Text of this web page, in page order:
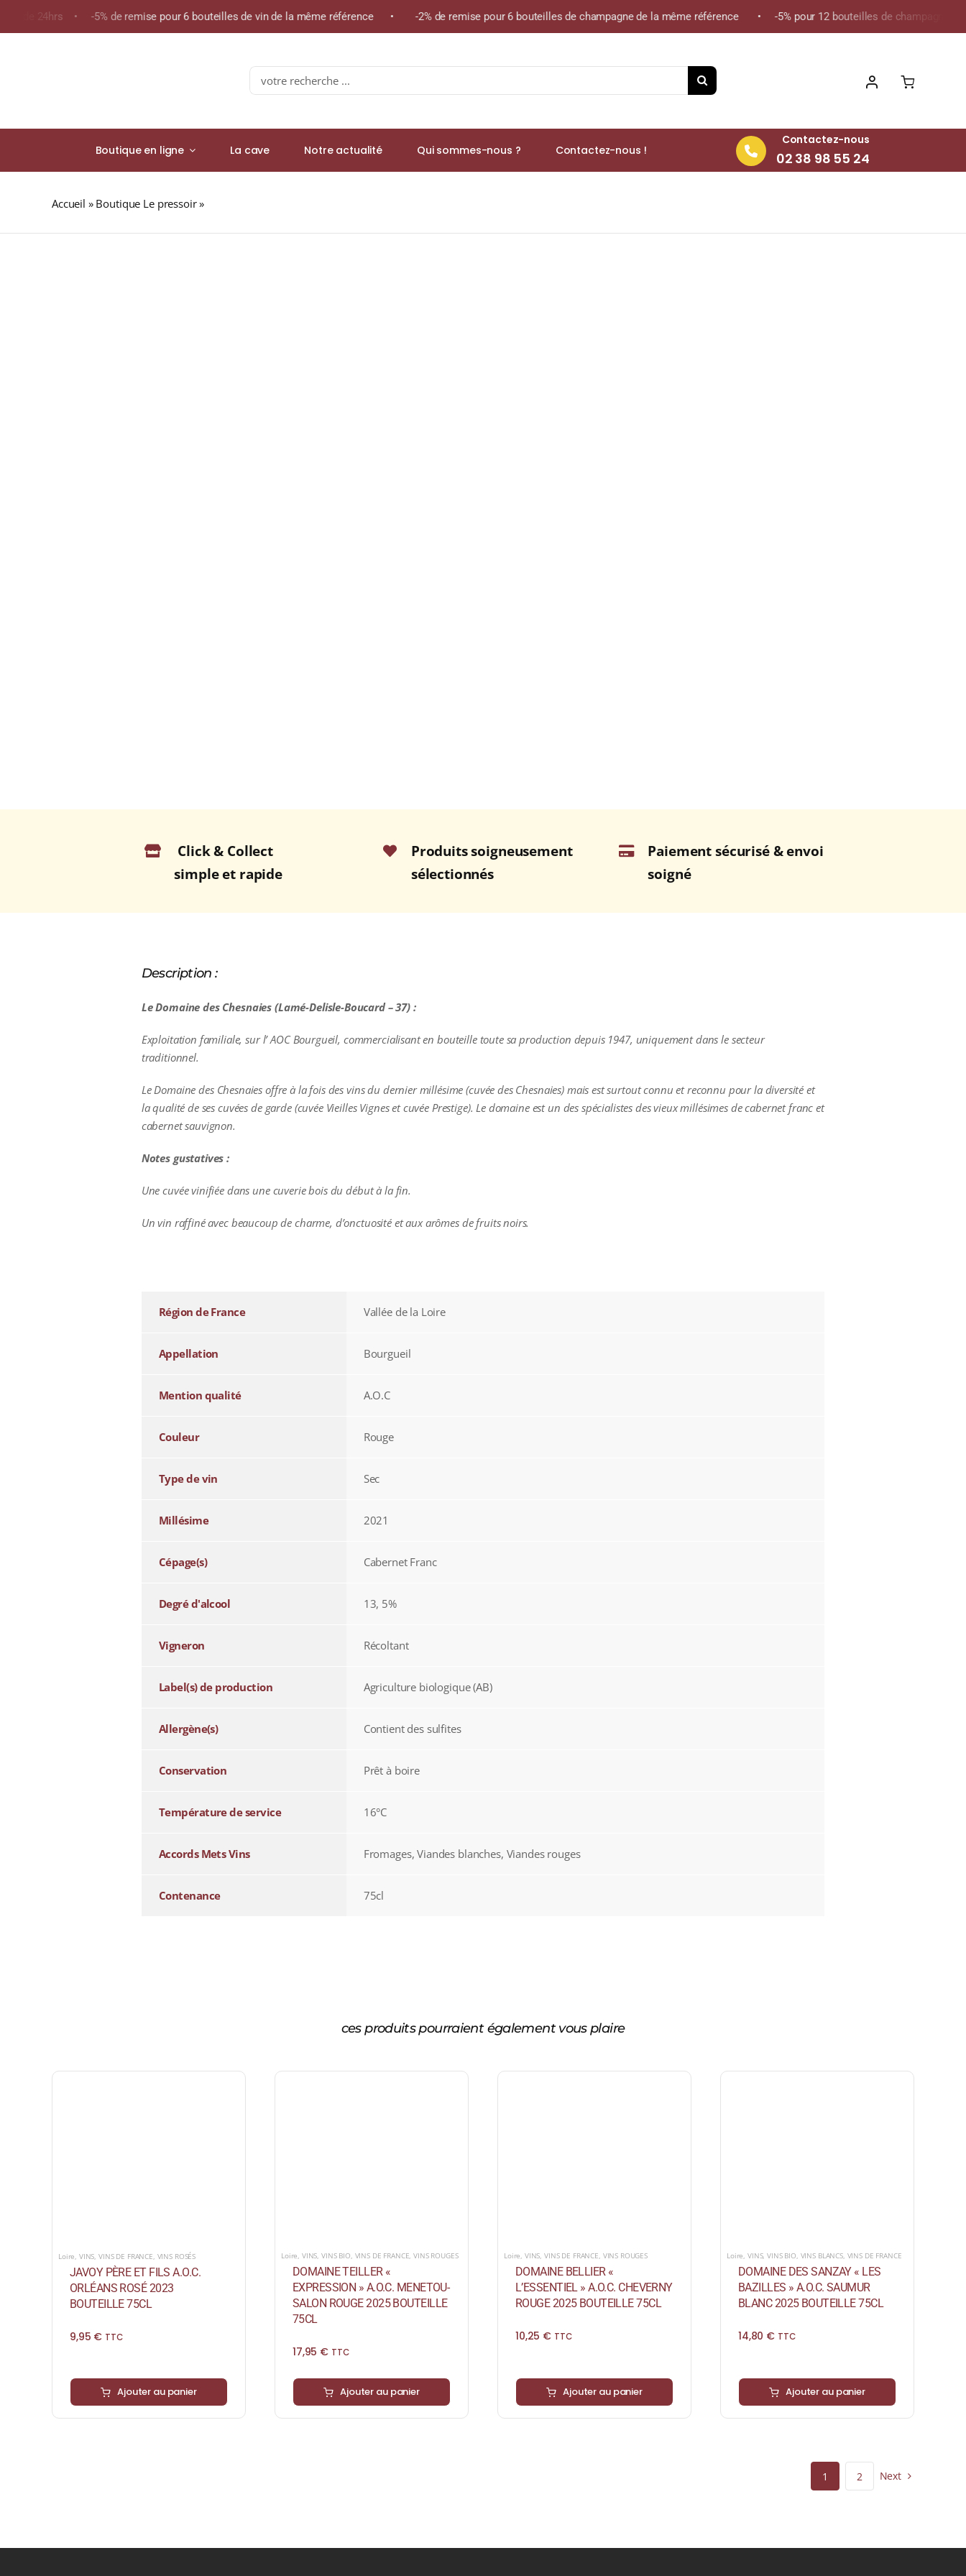
24hrs • -5% de remise pour 6 bouteilles de vin de la même référence • -2% de remise pour 6 bouteilles de champagne de la même référence • -5% pour 12 bouteilles de champagne de la
Search
for:
Boutique en ligne La cave Notre actualité Qui sommes-nous ? Contactez-nous !
Contactez-nous
02 38 98 55 24
Accueil » Boutique Le pressoir»
Click & Collect
simple et rapide
Produits soigneusement
sélectionnés
Paiement sécurisé & envoi
soigné
Description :
Le Domaine des Chesnaies (Lamé-Delisle-Boucard – 37) :
Exploitation familiale, sur l’ AOC Bourgueil, commercialisant en bouteille toute sa production depuis 1947, uniquement dans le secteur
traditionnel.
Le Domaine des Chesnaies offre à la fois des vins du dernier millésime (cuvée des Chesnaies) mais est surtout connu et reconnu pour la diversité et
la qualité de ses cuvées de garde (cuvée Vieilles Vignes et cuvée Prestige). Le domaine est un des spécialistes des vieux millésimes de cabernet franc et
cabernet sauvignon.
Notes gustatives :
Une cuvée vinifiée dans une cuverie bois du début à la fin.
Un vin raffiné avec beaucoup de charme, d’onctuosité et aux arômes de fruits noirs.
Région de France Vallée de la Loire
Appellation Bourgueil
Mention qualité A.O.C
Couleur Rouge
Type de vin Sec
Millésime 2021
Cépage(s) Cabernet Franc
Degré d'alcool 13, 5%
Vigneron Récoltant
Label(s) de production Agriculture biologique (AB)
Allergène(s) Contient des sulfites
Conservation Prêt à boire
Température de service 16°C
Accords Mets Vins Fromages, Viandes blanches, Viandes rouges
Contenance 75cl
ces produits pourraient également vous plaire
Loire VINS ,VINS DE FRANCE VINS ROSÉS
JAVOY PÈRE ET FILS A.O.C.
ORLÉANS ROSÉ 2023
BOUTEILLE 75CL
9,95 € TTC
Ajouter au panier
Loire, VINS,VINS BIO, VINS DE FRANCE,VINS ROUGES
DOMAINE TEILLER «
EXPRESSION » A.O.C. MENETOU-
SALON ROUGE 2025 BOUTEILLE
75CL
17,95 € TTC
Ajouter au panier
Loire, VINS,VINS DE FRANCE, VINS ROUGES
DOMAINE BELLIER «
L’ESSENTIEL » A.O.C. CHEVERNY
ROUGE 2025 BOUTEILLE 75CL
10,25 € TTC
Ajouter au panier
Loire, VINS,VINS BIO, VINS BLANCS, VINS DE FRANCE
DOMAINE DES SANZAY « LES
BAZILLES » A.O.C. SAUMUR
BLANC 2025 BOUTEILLE 75CL
14,80 € TTC
Ajouter au panier
1 2 Next